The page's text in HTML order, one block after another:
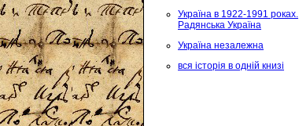
Україна в 1922-1991 роках.
Радянська Україна
Україна незалежна
вся історія в одній книзі